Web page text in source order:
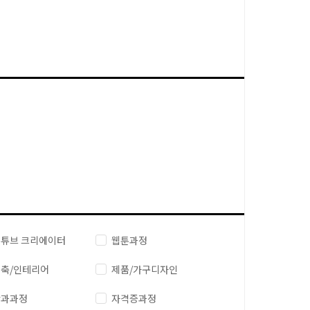
브 크리에이터 웹툰과정
/인테리어 제품/가구디자인
과정 자격증과정